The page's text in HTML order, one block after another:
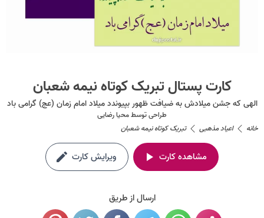
کارت پستال تبریک کوتاه نیمه شعبان
الهی که جشن میلادش به ضیافت ظهور بپیوندد میلاد امام زمان (عج) گرامی باد
طراحی توسطمحیا رضایی
خانه
اعیاد مذهبی تبریک کوتاه نیمه شعبان
مشاهده کارت ویرایش کارت
ارسال از طریق